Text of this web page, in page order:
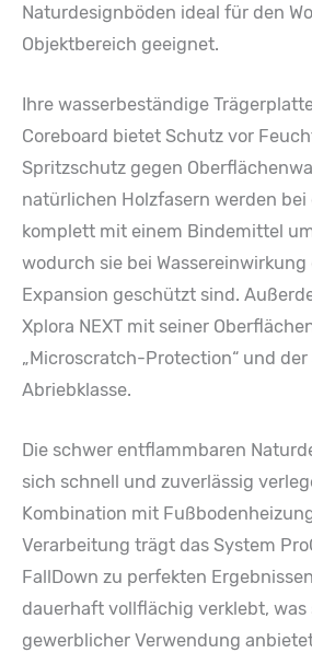
Naturdesignböden ideal für den
Objektbereich geeignet.
Ihre wasserbeständige
Coreboard bietet Schutz vor
Spritzschutz gegen
natürlichen Holzfasern werden
komplett mit einem Bindemittel
wodurch sie bei
Expansion geschützt sind.
Xplora NEXT mit seiner
„Microscratch-Protection“ und
Abriebklasse.
Die schwer entflammbaren
sich schnell und zuverlässig
Kombination mit
Verarbeitung trägt das System
FallDown zu perfekten
dauerhaft vollflächig verklebt, was
gewerblicher Verwendung